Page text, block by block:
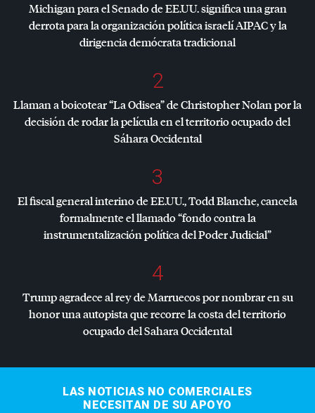
Michigan para el Senado de EE.UU. significa una gran
derrota para la organización política israelíAIPACy la
dirigencia demócrata tradicional
2
Llaman a boicotear “La Odisea” de Christopher Nolan por la
decisión de rodar la película en el territorio ocupado del
Sáhara Occidental
3
El fiscal general interino de EE.UU., Todd Blanche, cancela
formalmente el llamado “fondo contra la
instrumentalización política del Poder Judicial”
4
Trump agradece al rey de Marruecos por nombrar en su
honor una autopista que recorre la costa del territorio
ocupado del Sahara Occidental
LAS NOTICIAS NO COMERCIALES
NECESITAN DE SU APOYO